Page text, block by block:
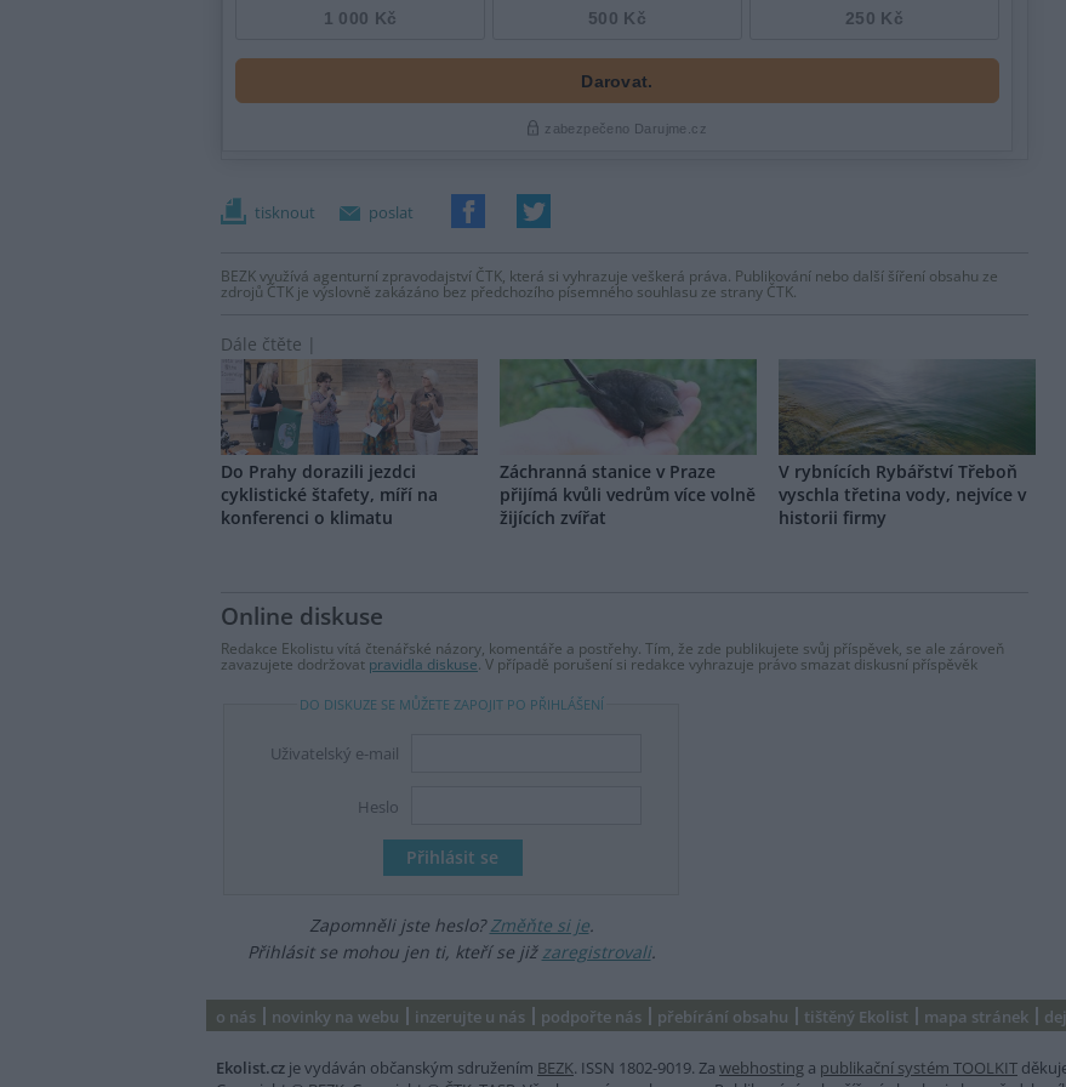
tisknout poslat
BEZK využívá agenturní zpravodajství ČTK, která si vyhrazuje veškerá práva. Publikování nebo další šíření obsahu ze
zdrojů ČTK je výslovně zakázáno bez předchozího písemného souhlasu ze strany ČTK.
Dále čtěte |
Do Prahy dorazili jezdci
cyklistické štafety, míří na
konferenci o klimatu
Záchranná stanice v Praze
přijímá kvůli vedrům více volně
žijících zvířat
V rybnících Rybářství Třeboň
vyschla třetina vody, nejvíce v
historii firmy
Online diskuse
Redakce Ekolistu vítá čtenářské názory, komentáře a postřehy. Tím, že zde publikujete svůj příspěvek, se ale zároveň
zavazujete dodržovat pravidla diskuse. V případě porušení si redakce vyhrazuje právo smazat diskusní příspěvěk
DO DISKUZE SE MŮŽETE ZAPOJIT PO PŘIHLÁŠENÍ
Uživatelský e-mail
Heslo
Zapomněli jste heslo?Změňte si je.
Přihlásit se mohou jen ti, kteří se již zaregistrovali.
o nás novinky na webu inzerujte u nás podpořte nás přebírání obsahu tištěný Ekolist mapa stránek
Ekolist.cz je vydáván občanským sdružením BEZK. ISSN 1802-9019. Za webhosting a publikační systém TOOLKIT